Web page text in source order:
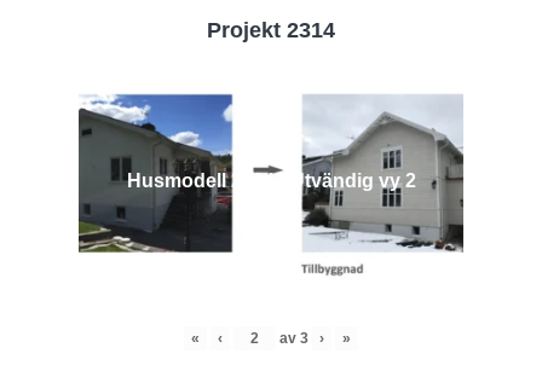
Projekt 2314
Husmodell 2314 - Utvändig vy 2
« ‹ av 3 › »